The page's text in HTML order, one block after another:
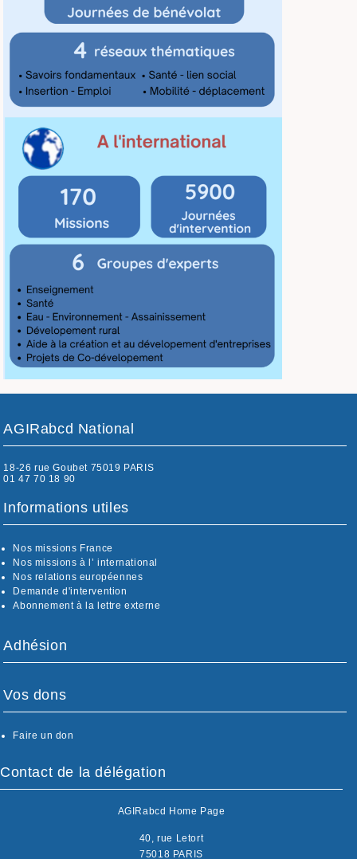
AGIRabcd National
18-26 rue Goubet 75019 PARIS
01 47 70 18 90
Informations utiles
Nos missions France
Nos missions à l’ international
Nos relations européennes
Demande d'intervention
Abonnement à la lettre externe
Adhésion
Vos dons
Faire un don
Contact de la délégation
AGIRabcd Home Page
40, rue Letort
75018 PARIS